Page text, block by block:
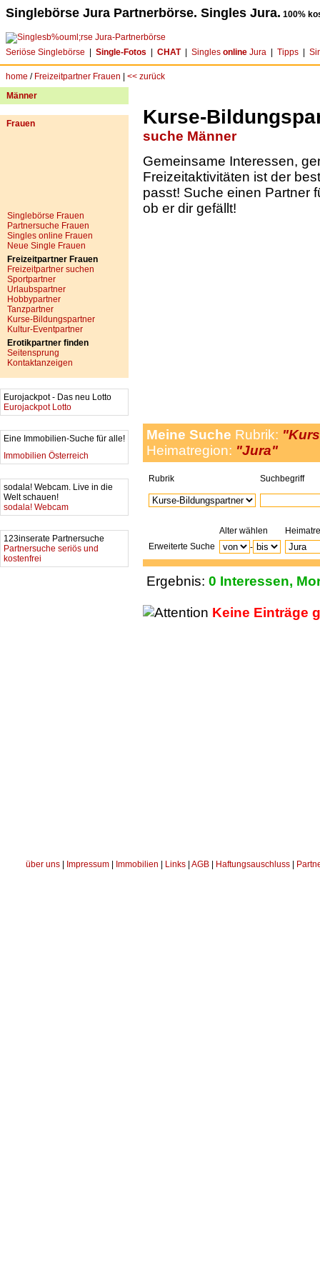
Singlebörse Jura Partnerbörse. Singles Jura. 100%
Seriöse Singlebörse Single-Fotos CHAT| Singles online Jura Tipps
home / Freizeitpartner Frauen
<< zurück
Männer
Frauen
Singlebörse Frauen
Partnersuche Frauen
Singles online Frauen
Neue Single Frauen
Freizeitpartner Frauen
Freizeitpartner suchen
Sportpartner
Urlaubspartner
Hobbypartner
Tanzpartner
Kurse-Bildungspartner
Kultur-Eventpartner
Erotikpartner finden
Seitensprung
Kontaktanzeigen
Eurojackpot - Das neu Lotto
Eurojackpot Lotto
Eine Immobilien-Suche für alle!
Immobilien Österreich
sodala! Webcam. Live in die
Welt schauen!
sodala! Webcam
123inserate Partnersuche
Partnersuche seriös und
kostenfrei
Kurse-
suche Männer
Gemeinsame Interessen,
Freizeitaktivitäten ist der
passt! Suche einen Partner
ob er dir gefällt!
Meine Suche Rubrik:
Heimatregion: "Jura"
Rubrik Suchbegriff
Alter wählen
Erweiterte Suche
-
Ergebnis: 0 Interessen,
Keine Einträge
über uns Impressum Immobilien Links AGB Haftungsauschluss